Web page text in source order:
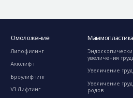
Омоложение
Липофилинг
Акюлифт
Броулифтинг
V3 Лифтинг
Маммопластика
увеличения
Увеличение
Увеличение
родов